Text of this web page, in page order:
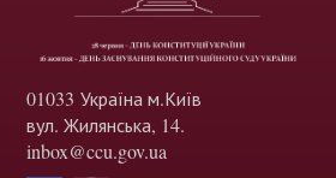
01033 Україна м.Київ
вул. Жилянська, 14.
inbox@ccu.gov.ua